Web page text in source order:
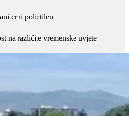
crni polietilen
na različite vremenske uvjete